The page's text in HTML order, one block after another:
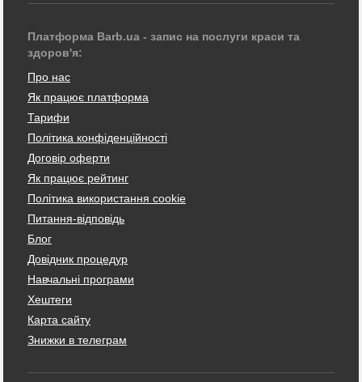
Платформа Barb.ua - запис на послуги краси та
здоров'я:
Про нас
Як працює платформа
Тарифи
Політика конфіденційності
Договір оферти
Як працює рейтинг
Політика використання cookie
Питання-відповідь
Блог
Довідник процедур
Навчальні програми
Хештеги
Карта сайту
Знижки в телеграм